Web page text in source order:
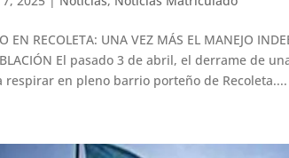
EN RECOLETA: UNA VEZ MÁS EL MANEJO
El pasado 3 de abril, el derrame de
en pleno barrio porteño de Recoleta....